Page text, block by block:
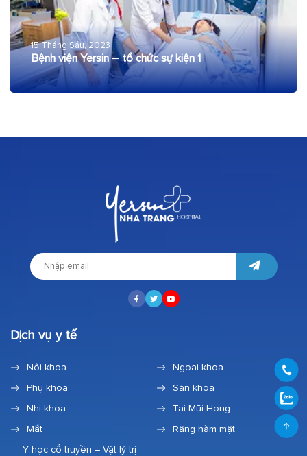
15 Tháng Sáu, 2023
Bệnh viện Yersin – tổ chức sự kiện 1
Dịch vụ y tế
Nội khoa
Ngoại khoa
Phụ khoa
Sản khoa
Nhi khoa
Tai Mũi Họng
Mắt
Răng hàm mặt
Y học cổ truyền – Vật lý trị